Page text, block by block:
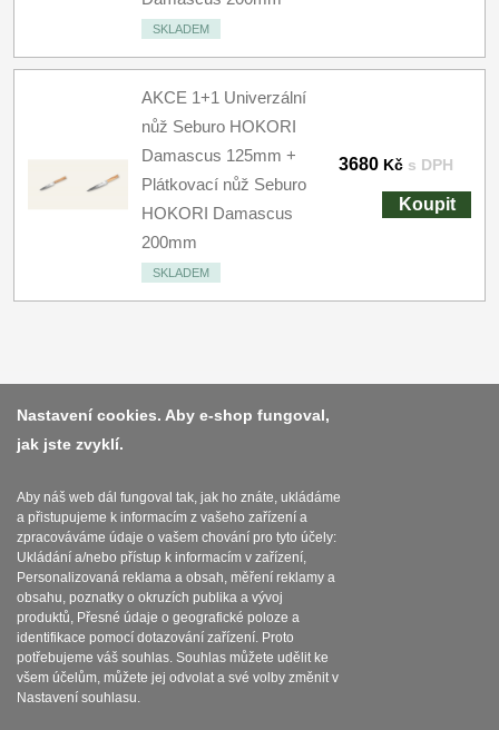
SKLADEM
AKCE 1+1 Univerzální
nůž Seburo HOKORI
Damascus 125mm +
Plátkovací nůž Seburo
HOKORI Damascus
200mm
SKLADEM
3680 Kč s DPH
Koupit
Platba a dodávka
Obchodní podmínky
Zasady zpracovani osobnich udaju
Reklamační řád
O nožích
Nastavení cookies. Aby e-shop fungoval,
jak jste zvyklí.
Aby náš web dál fungoval tak, jak ho znáte, ukládáme
a přistupujeme k informacím z vašeho zařízení a
zpracováváme údaje o vašem chování pro tyto účely:
Ukládání a/nebo přístup k informacím v zařízení,
Personalizovaná reklama a obsah, měření reklamy a
obsahu, poznatky o okruzích publika a vývoj
produktů, Přesné údaje o geografické poloze a
identifikace pomocí dotazování zařízení. Proto
potřebujeme váš souhlas. Souhlas můžete udělit ke
všem účelům, můžete jej odvolat a své volby změnit v
Nastavení souhlasu.